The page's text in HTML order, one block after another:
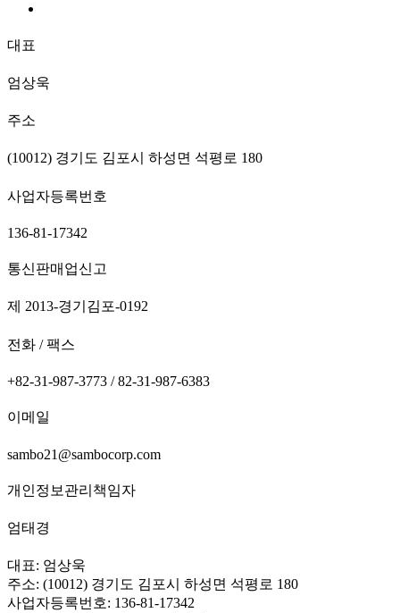
대표
엄상욱
주소
(10012) 경기도 김포시 하성면 석평로 180
사업자등록번호
136-81-17342
통신판매업신고
제 2013-경기김포-0192
전화 / 팩스
+82-31-987-3773 / 82-31-987-6383
이메일
sambo21@sambocorp.com
개인정보관리책임자
엄태경
대표: 엄상욱
주소: (10012) 경기도 김포시 하성면 석평로 180
사업자등록번호: 136-81-17342